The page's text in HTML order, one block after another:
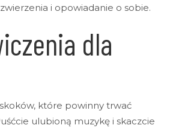
i opowiadanie o sobie.
dla
które powinny trwać
ulubioną muzykę i skaczcie